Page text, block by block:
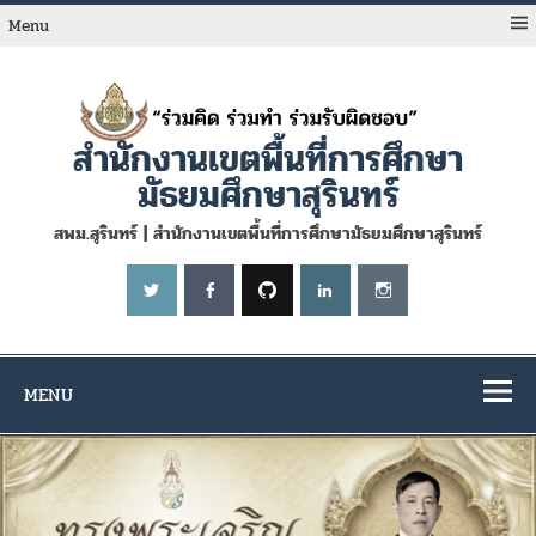
Skip
toMenu
สำนักงานเขตพื้นที่การศึกษา
มัธยมศึกษาสุรินทร์
สพม.สุรินทร์ | สำนักงานเขตพื้นที่การศึกษามัธยมศึกษาสุรินทร์
MENU